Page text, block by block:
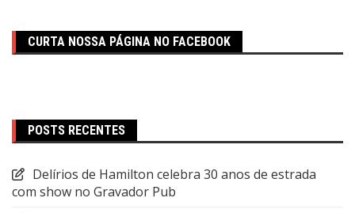
CURTA NOSSA PÁGINA NO FACEBOOK
POSTS RECENTES
Delírios de Hamilton celebra 30 anos de estrada
com show no Gravador Pub